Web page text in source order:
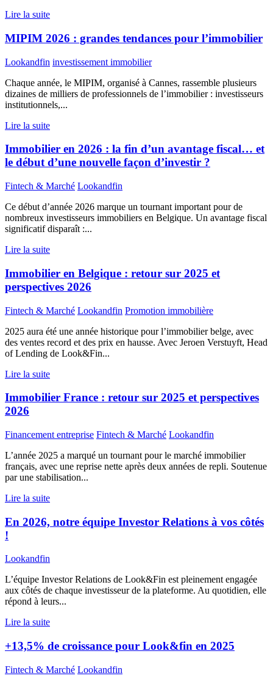
Lire la suite
MIPIM 2026 : grandes tendances pour l’immobilier
Lookandfin investissement immobilier
Chaque année, le MIPIM, organisé à Cannes, rassemble plusieurs
dizaines de milliers de professionnels de l’immobilier : investisseurs
institutionnels,...
Lire la suite
Immobilier en 2026 : la fin d’un avantage fiscal… et
le début d’une nouvelle façon d’investir ?
Fintech & Marché Lookandfin
Ce début d’année 2026 marque un tournant important pour de
nombreux investisseurs immobiliers en Belgique. Un avantage fiscal
significatif disparaît :...
Lire la suite
Immobilier en Belgique : retour sur 2025 et
perspectives 2026
Fintech & Marché Lookandfin Promotion immobilière
2025 aura été une année historique pour l’immobilier belge, avec
des ventes record et des prix en hausse. Avec Jeroen Verstuyft, Head
of Lending de Look&Fin...
Lire la suite
Immobilier France : retour sur 2025 et perspectives
2026
Financement entreprise Fintech & Marché Lookandfin
L’année 2025 a marqué un tournant pour le marché immobilier
français, avec une reprise nette après deux années de repli. Soutenue
par une stabilisation...
Lire la suite
En 2026, notre équipe Investor Relations à vos côtés
!
Lookandfin
L’équipe Investor Relations de Look&Fin est pleinement engagée
aux côtés de chaque investisseur de la plateforme. Au quotidien, elle
répond à leurs...
Lire la suite
+13,5% de croissance pour Look&fin en 2025
Fintech & Marché Lookandfin